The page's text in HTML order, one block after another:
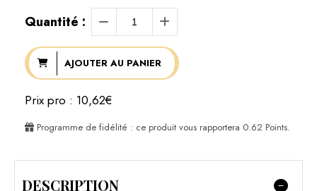
Quantité :
AJOUTER AU PANIER
Prix pro : 10,62€
Programme de fidélité : ce produit vous rapportera 0.62 Points.
DESCRIPTION